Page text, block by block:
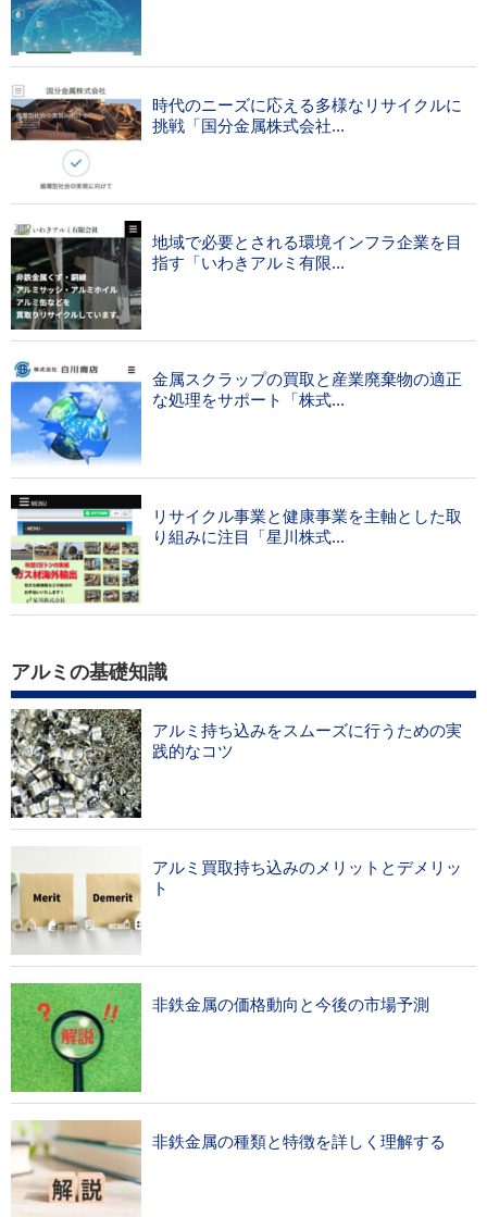
時代のニーズに応える多様なリサイクルに
挑戦「国分金属株式会社...
地域で必要とされる環境インフラ企業を目
指す「いわきアルミ有限...
金属スクラップの買取と産業廃棄物の適正
な処理をサポート「株式...
リサイクル事業と健康事業を主軸とした取
り組みに注目「星川株式...
アルミの基礎知識
アルミ持ち込みをスムーズに行うための実
践的なコツ
アルミ買取持ち込みのメリットとデメリッ
ト
非鉄金属の価格動向と今後の市場予測
非鉄金属の種類と特徴を詳しく理解する